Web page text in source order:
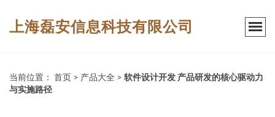
上海磊安信息科技有限公司
当前位置： 首页 > 产品大全 > 软件设计开发 产品研发的核心驱动力
与实施路径